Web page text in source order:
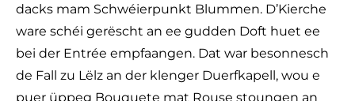
dacks mam Schwéierpunkt Blummen. D’Kierche
ware schéi gerëscht an ee gudden Doft huet ee
bei der Entrée empfaangen. Dat war besonnesch
de Fall zu Lëlz an der klenger Duerfkapell, wou e
puer üppeg Bouquete mat Rouse stoungen an